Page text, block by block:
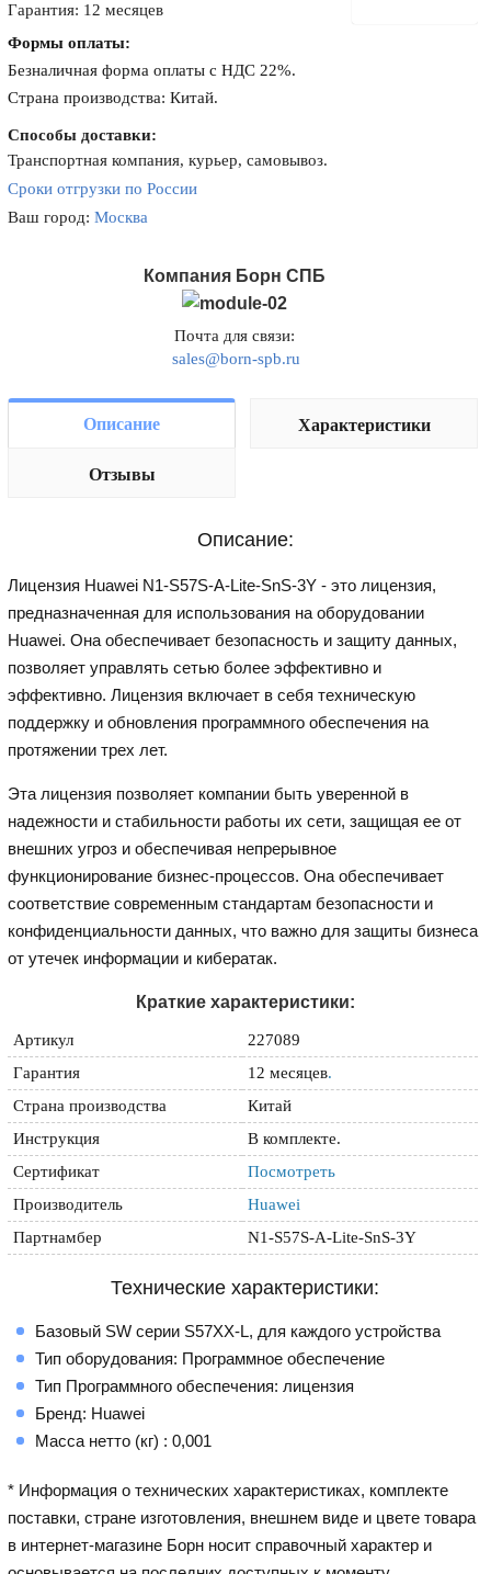
Гарантия: 12 месяцев
Формы оплаты:
Безналичная форма оплаты с НДС 22%.
Страна производства: Китай.
Способы доставки:
Транспортная компания, курьер, самовывоз.
Сроки отгрузки по России
Ваш город:Москва
Компания Борн СПБ
Почта для связи:
sales@born-spb.ru
Описание Характеристики
Отзывы
Описание:
Лицензия Huawei N1-S57S-A-Lite-SnS-3Y - это лицензия,
предназначенная для использования на оборудовании
Huawei. Она обеспечивает безопасность и защиту данных,
позволяет управлять сетью более эффективно и
эффективно. Лицензия включает в себя техническую
поддержку и обновления программного обеспечения на
протяжении трех лет.
Эта лицензия позволяет компании быть уверенной в
надежности и стабильности работы их сети, защищая ее от
внешних угроз и обеспечивая непрерывное
функционирование бизнес-процессов. Она обеспечивает
соответствие современным стандартам безопасности и
конфиденциальности данных, что важно для защиты бизнеса
от утечек информации и кибератак.
Краткие характеристики:
Артикул
227089
Гарантия
12 месяцев.
Страна производства
Китай
Инструкция
В комплекте.
Сертификат
Посмотреть
Производитель
Huawei
Партнамбер
N1-S57S-A-Lite-SnS-3Y
Технические характеристики:
Базовый SW серии S57XX-L, для каждого устройства
Тип оборудования: Программное обеспечение
Тип Программного обеспечения: лицензия
Бренд: Huawei
Масса нетто (кг) : 0,001
* Информация о технических характеристиках, комплекте
поставки, стране изготовления, внешнем виде и цвете товара
в интернет-магазине Борн носит справочный характер и